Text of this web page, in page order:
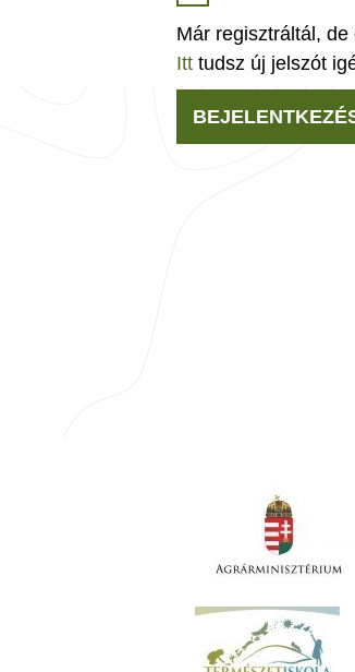
Már regisztráltál,
Itt tudsz új jelszót